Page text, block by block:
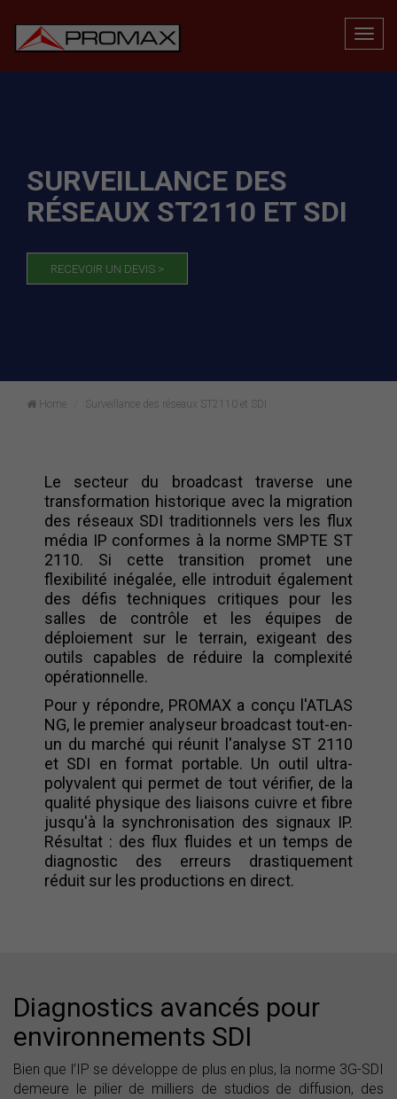
SURVEILLANCE DES
RÉSEAUX ST2110 ET SDI
RECEVOIR UN DEVIS >
Home Surveillance des réseaux ST2110 et SDI
Le secteur du broadcast traverse une
transformation historique avec la migration
des réseaux SDI traditionnels vers les flux
média IP conformes à la norme SMPTE ST
2110. Si cette transition promet une
flexibilité inégalée, elle introduit également
des défis techniques critiques pour les
salles de contrôle et les équipes de
déploiement sur le terrain, exigeant des
outils capables de réduire la complexité
opérationnelle.
Pour y répondre, PROMAX a conçu l'ATLAS
NG, le premier analyseur broadcast tout-en-
un du marché qui réunit l'analyse ST 2110
et SDI en format portable. Un outil ultra-
polyvalent qui permet de tout vérifier, de la
qualité physique des liaisons cuivre et fibre
jusqu'à la synchronisation des signaux IP.
Résultat : des flux fluides et un temps de
diagnostic des erreurs drastiquement
réduit sur les productions en direct.
Diagnostics avancés pour
environnements SDI
Bien que l’IP se développe de plus en plus, la norme 3G-SDI
demeure le pilier de milliers de studios de diffusion, des